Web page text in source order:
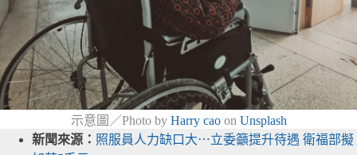
示意圖／Photo by Harry caoon Unsplash
新聞來源： 照服員人力缺口大⋯立委籲提升待遇 衛福部擬